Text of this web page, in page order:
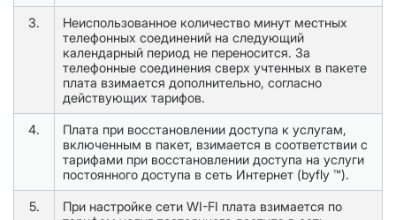
3.
Неиспользованное количество минут местных
телефонных соединений на следующий
календарный период не переносится. За
телефонные соединения сверх учтенных в пакете
плата взимается дополнительно, согласно
действующих тарифов.
4.
Плата при восстановлении доступа к услугам,
включенным в пакет, взимается в соответствии с
тарифами при восстановлении доступа на услуги
постоянного доступа в сеть Интернет (byfly ™).
5.
При настройке сети WI-FI плата взимается по